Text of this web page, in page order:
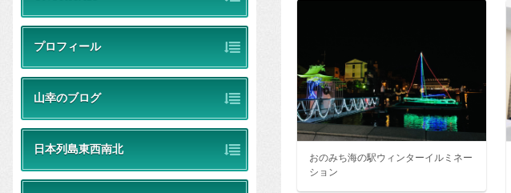
プロフィール
山幸のブログ
日本列島東西南北
おのみち海の駅ウィンターイルミネー
ション